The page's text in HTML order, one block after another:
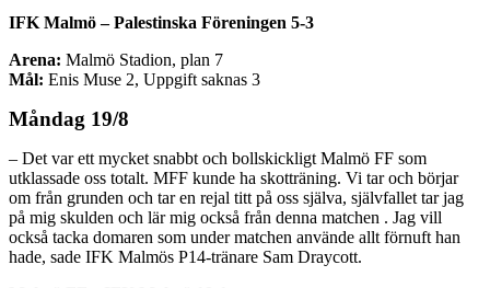
IFK Malmö – Palestinska Föreningen 5-3
Arena: Malmö Stadion, plan 7
Mål: Enis Muse 2, Uppgift saknas 3
Måndag 19/8
– Det var ett mycket snabbt och bollskickligt Malmö FF som
utklassade oss totalt. MFF kunde ha skotträning. Vi tar och börjar
om från grunden och tar en rejal titt på oss själva, självfallet tar jag
på mig skulden och lär mig också från denna matchen . Jag vill
också tacka domaren som under matchen använde allt förnuft han
hade, sade IFK Malmös P14-tränare Sam Draycott.